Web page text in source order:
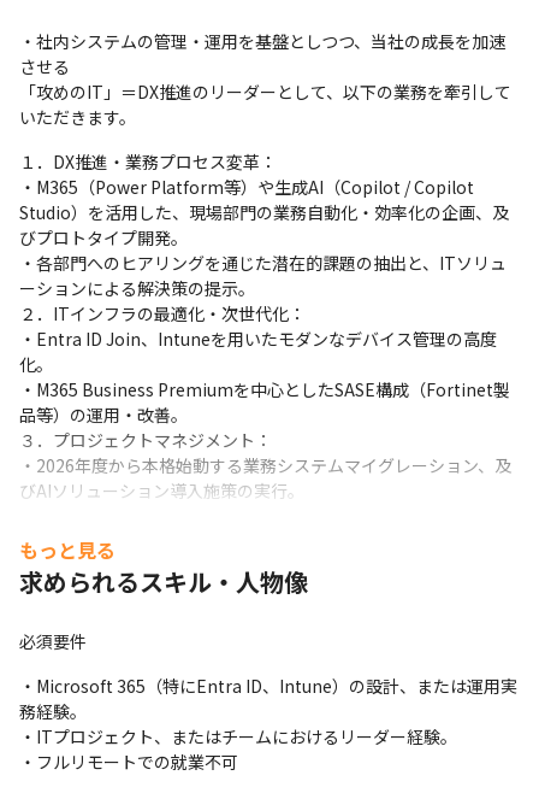
・社内システムの管理・運用を基盤としつつ、当社の成長を加速
させる
「攻めのIT」＝DX推進のリーダーとして、以下の業務を牽引して
いただきます。
１．DX推進・業務プロセス変革：
・M365（Power Platform等）や生成AI（Copilot / Copilot
Studio）を活用した、現場部門の業務自動化・効率化の企画、及
びプロトタイプ開発。
・各部門へのヒアリングを通じた潜在的課題の抽出と、ITソリュ
ーションによる解決策の提示。
２．ITインフラの最適化・次世代化：
・Entra ID Join、Intuneを用いたモダンなデバイス管理の高度
化。
・M365 Business Premiumを中心としたSASE構成（Fortinet製
品等）の運用・改善。
３．プロジェクトマネジメント：
・2026年度から本格始動する業務システムマイグレーション、及
びAIソリューション導入施策の実行。
もっと見る
求められるスキル・人物像
必須要件
・Microsoft 365（特にEntra ID、Intune）の設計、または運用実
務経験。
・ITプロジェクト、またはチームにおけるリーダー経験。
・フルリモートでの就業不可